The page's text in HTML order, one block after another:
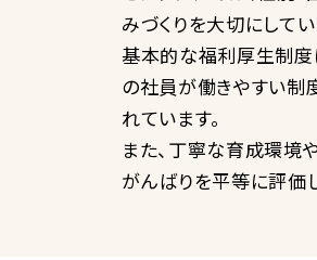
みづくりを大切にしてい
基本的な福利厚生制度
の社員が働きやすい制
れています。
また、丁寧な育成環境
がんばりを平等に評価